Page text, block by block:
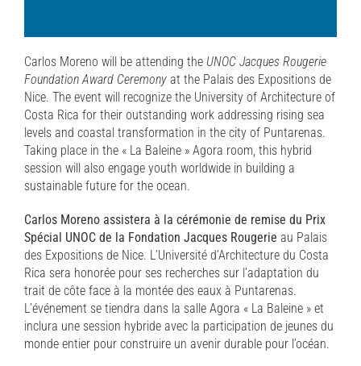
Carlos Moreno will be attending the UNOC Jacques Rougerie
Foundation Award Ceremonyat the Palais des Expositions de
Nice. The event will recognize the University of Architecture of
Costa Rica for their outstanding work addressing rising sea
levels and coastal transformation in the city of Puntarenas.
Taking place in the « La Baleine » Agora room, this hybrid
session will also engage youth worldwide in building a
sustainable future for the ocean.
Carlos Moreno assistera à la cérémonie de remise du Prix
Spécial UNOC de la Fondation Jacques Rougerie au Palais
des Expositions de Nice. L’Université d’Architecture du Costa
Rica sera honorée pour ses recherches sur l’adaptation du
trait de côte face à la montée des eaux à Puntarenas.
L’événement se tiendra dans la salle Agora « La Baleine » et
inclura une session hybride avec la participation de jeunes du
monde entier pour construire un avenir durable pour l’océan.